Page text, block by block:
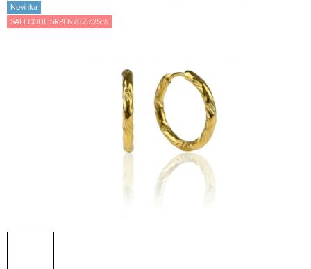
Novinka
SALECODE:SRPEN2625:25:%